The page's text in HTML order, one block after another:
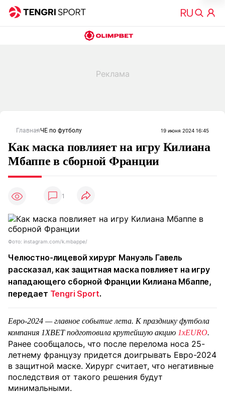
ГлавнаяЧЕ по футболу 19 июня 2024 16:45
Как маска повлияет на игру Килиана
Мбаппе в сборной Франции
1
Фото: instagram.com/k.mbappe/
Челюстно-лицевой хирург Мануэль Гавель
рассказал, как защитная маска повлияет на игру
нападающего сборной Франции Килиана Мбаппе,
передает Tengri Sport.
Евро-2024 — главное событие лета. К празднику футбола
компания 1XBET подготовила крутейшую акцию 1xEURO.
Ранее сообщалось, что после перелома носа 25-
летнему французу придется доигрывать Евро-2024
в защитной маске. Хирург считает, что негативные
последствия от такого решения будут
минимальными.